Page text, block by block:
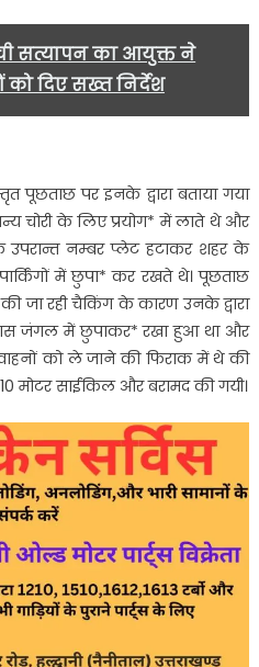
सत्यापन का आयुक्त ने
को दिए सख्त निर्देश
पूछताछ पर इनके द्वारा बताया गया
चोरी के लिए प्रयोग* में लाते थे और
उपरान्त नम्बर प्लेट हटाकर शहर के
में छुपा* कर रखते थे। पूछताछ
की जा रही चैकिंग के कारण उनके द्वारा
पास जंगल में छुपाकर* रखा हुआ था और
को ले जाने की फिराक में थे की
मोटर साईकिल और बरामद की गयी।